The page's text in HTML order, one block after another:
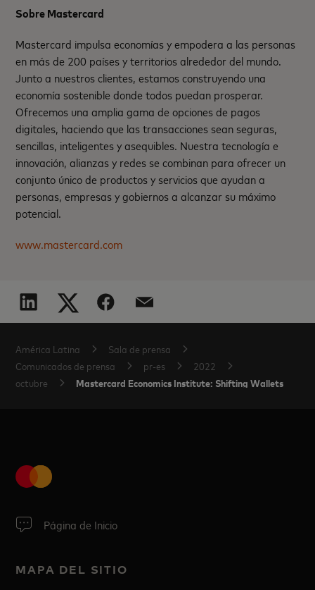
Sobre Mastercard
Mastercard impulsa economías y empodera a las personas
en más de 200 países y territorios alrededor del mundo.
Junto a nuestros clientes, estamos construyendo una
economía sostenible donde todos puedan prosperar.
Ofrecemos una amplia gama de opciones de pagos
digitales, haciendo que las transacciones sean seguras,
sencillas, inteligentes y asequibles. Nuestra tecnología e
innovación, alianzas y redes se combinan para ofrecer un
conjunto único de productos y servicios que ayudan a
personas, empresas y gobiernos a alcanzar su máximo
potencial.
www.mastercard.com
América Latina
Sala de prensa
Comunicados de prensa
pr-es
2022
octubre
Mastercard Economics Institute: Shifting Wallets
Página de Inicio
MAPA DEL SITIO